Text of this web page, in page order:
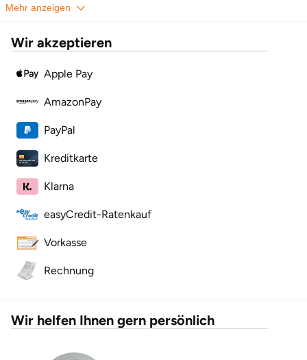
Mehr anzeigen
Wir akzeptieren
Apple Pay
AmazonPay
PayPal
Kreditkarte
Klarna
easyCredit-Ratenkauf
Vorkasse
Rechnung
Wir helfen Ihnen gern persönlich
Lüchow-Dannenberg
Magdeburg
Main-Kinzig-Kreis
Mainz
Mannheim
Mecklenburgische Seenplatte
Merzig